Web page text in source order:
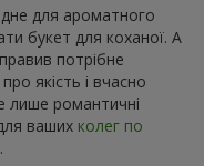
для ароматного
букет для коханої. А
потрібне
якість і вчасно
лише романтичні
ваших колег по